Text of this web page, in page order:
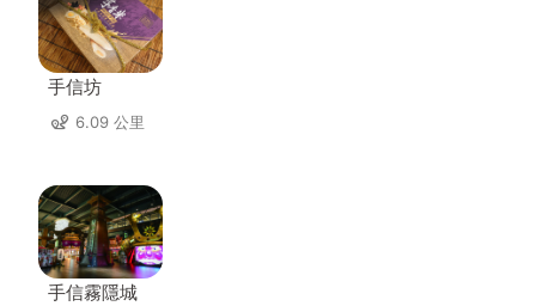
手信坊
6.09 公里
手信霧隱城